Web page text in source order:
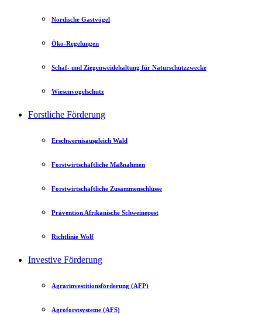
Nordische Gastvögel
Öko-Regelungen
Schaf- und Ziegenweidehaltung für Naturschutzzwecke
Wiesenvogelschutz
Forstliche Förderung
Erschwernisausgleich Wald
Forstwirtschaftliche Maßnahmen
Forstwirtschaftliche Zusammenschlüsse
Prävention Afrikanische Schweinepest
Richtlinie Wolf
Investive Förderung
Agrarinvestitionsförderung (AFP)
Agroforstsysteme (AFS)